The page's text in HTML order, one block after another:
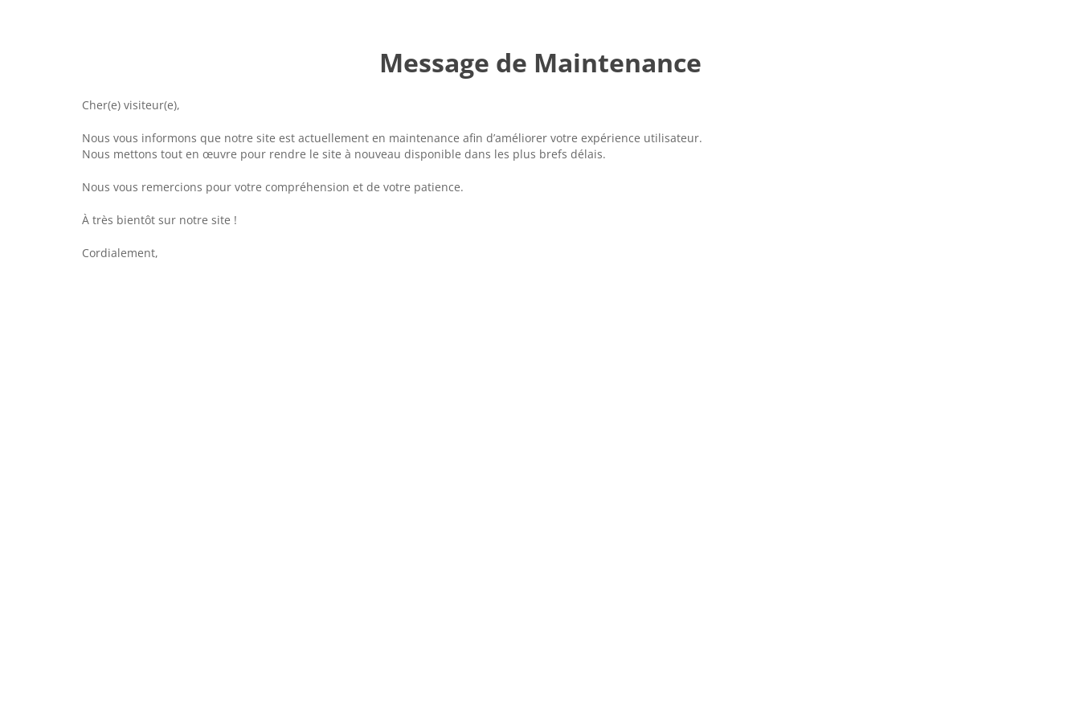
Message de Maintenance
Cher(e) visiteur(e),
Nous vous informons que notre site est actuellement en maintenance afin d’améliorer votre expérience utilisateur.
Nous mettons tout en œuvre pour rendre le site à nouveau disponible dans les plus brefs délais.
Nous vous remercions pour votre compréhension et de votre patience.
À très bientôt sur notre site !
Cordialement,